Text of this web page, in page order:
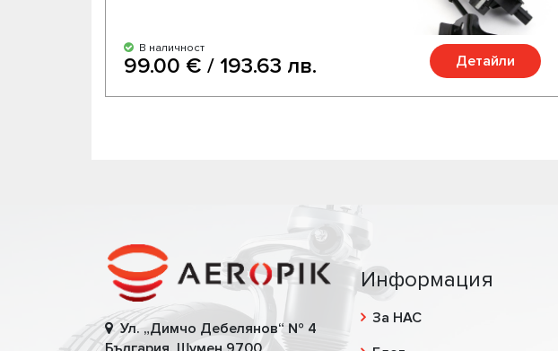
В наличност
99.00 € / 193.63 лв. Детайли
Ул. „Димчо Дебелянов“ № 4
Информация
За НАС